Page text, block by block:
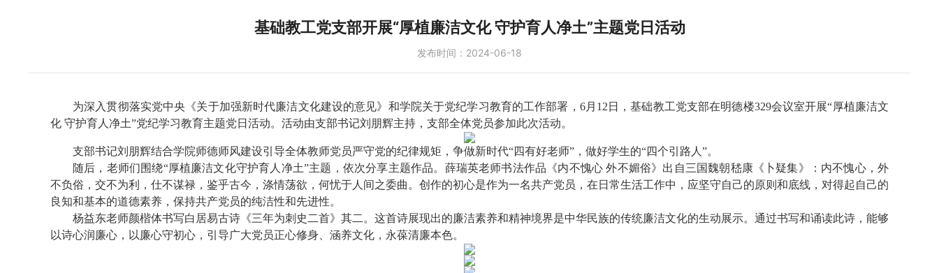
基础教工党支部开展“厚植廉洁文化 守护育人净土”主题党日活动
发布时间：2024-06-18
为深入贯彻落实党中央《关于加强新时代廉洁文化建设的意见》和学院关于党纪学习教育的工作部署，6月12日，基础教工党支部在明德楼329会议室开展“厚植廉洁文
化 守护育人净土”党纪学习教育主题党日活动。活动由支部书记刘朋辉主持，支部全体党员参加此次活动。
支部书记刘朋辉结合学院师德师风建设引导全体教师党员严守党的纪律规矩，争做新时代“四有好老师”，做好学生的“四个引路人”。
随后，老师们围绕“厚植廉洁文化守护育人净土”主题，依次分享主题作品。薛瑞英老师书法作品《内不愧心 外不媚俗》出自三国魏朝嵇康《卜疑集》：内不愧心，外
不负俗，交不为利，仕不谋禄，鉴乎古今，涤情荡欲，何忧于人间之委曲。创作的初心是作为一名共产党员，在日常生活工作中，应坚守自己的原则和底线，对得起自己的
良知和基本的道德素养，保持共产党员的纯洁性和先进性。
杨益东老师颜楷体书写白居易古诗《三年为刺史二首》其二。这首诗展现出的廉洁素养和精神境界是中华民族的传统廉洁文化的生动展示。通过书写和诵读此诗，能够
以诗心润廉心，以廉心守初心，引导广大党员正心修身、涵养文化，永葆清廉本色。